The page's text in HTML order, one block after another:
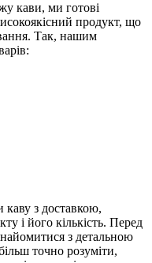
кави, ми готові
продукт, що
Так, нашим
каву з доставкою,
і його кількість. Перед
з детальною
точно розуміти,